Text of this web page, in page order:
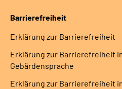
Barrierefreiheit
Erklärung zur Barrierefreiheit
Erklärung zur Barrierefreiheit
Gebärdensprache
Erklärung zur Barrierefreiheit